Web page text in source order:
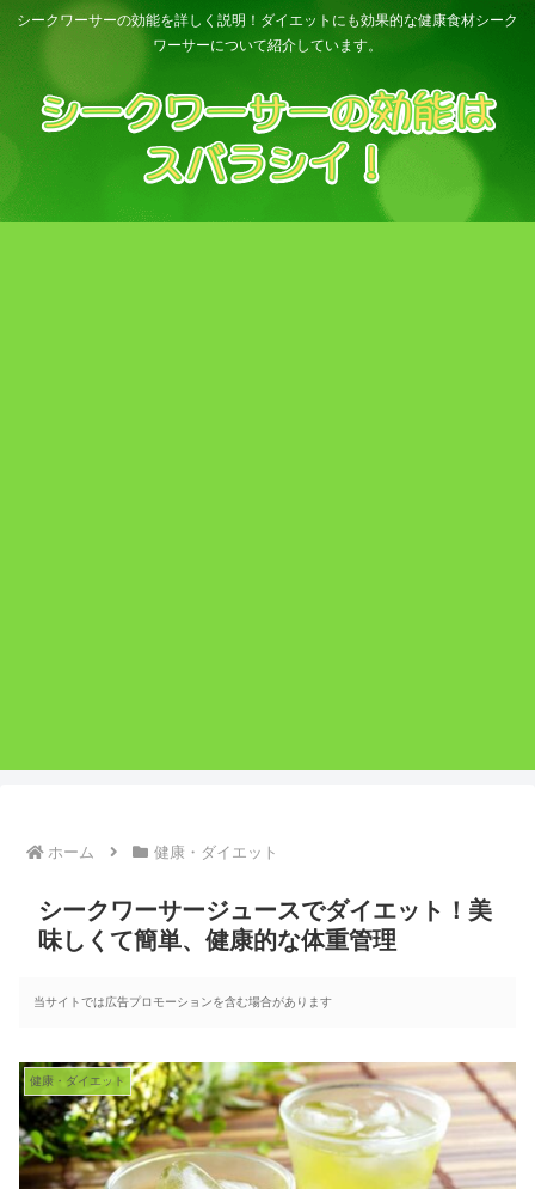
シークワーサーの効能を詳しく説明！ダイエットにも効果的な健康食材シーク
ワーサーについて紹介しています。
ホーム 健康・ダイエット
シークワーサージュースでダイエット！美
味しくて簡単、健康的な体重管理
当サイトでは広告プロモーションを含む場合があります
健康・ダイエット